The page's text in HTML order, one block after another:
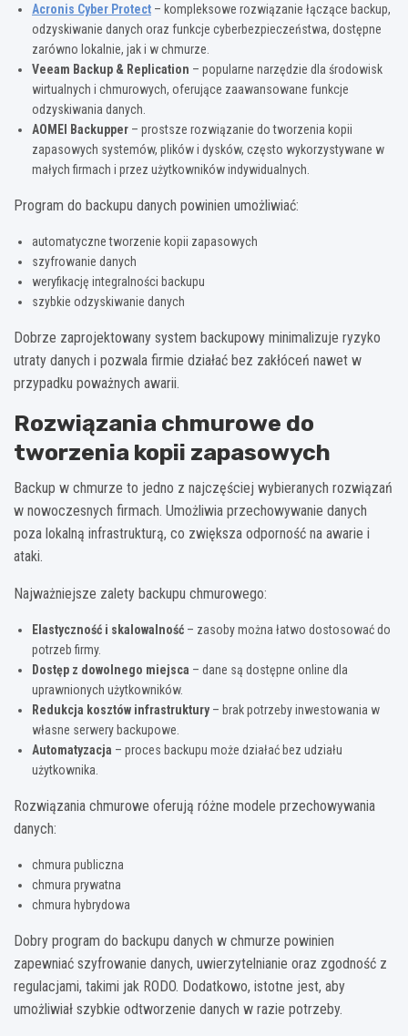
Acronis Cyber Protect – kompleksowe rozwiązanie łączące backup,
odzyskiwanie danych oraz funkcje cyberbezpieczeństwa, dostępne
zarówno lokalnie, jak i w chmurze.
Veeam Backup & Replication – popularne narzędzie dla środowisk
wirtualnych i chmurowych, oferujące zaawansowane funkcje
odzyskiwania danych.
AOMEI Backupper – prostsze rozwiązanie do tworzenia kopii
zapasowych systemów, plików i dysków, często wykorzystywane w
małych firmach i przez użytkowników indywidualnych.
Program do backupu danych powinien umożliwiać:
automatyczne tworzenie kopii zapasowych
szyfrowanie danych
weryfikację integralności backupu
szybkie odzyskiwanie danych
Dobrze zaprojektowany system backupowy minimalizuje ryzyko
utraty danych i pozwala firmie działać bez zakłóceń nawet w
przypadku poważnych awarii.
Rozwiązania chmurowe do
tworzenia kopii zapasowych
Backup w chmurze to jedno z najczęściej wybieranych rozwiązań
w nowoczesnych firmach. Umożliwia przechowywanie danych
poza lokalną infrastrukturą, co zwiększa odporność na awarie i
ataki.
Najważniejsze zalety backupu chmurowego:
Elastyczność i skalowalność – zasoby można łatwo dostosować do
potrzeb firmy.
Dostęp z dowolnego miejsca – dane są dostępne online dla
uprawnionych użytkowników.
Redukcja kosztów infrastruktury– brak potrzeby inwestowania w
własne serwery backupowe.
Automatyzacja – proces backupu może działać bez udziału
użytkownika.
Rozwiązania chmurowe oferują różne modele przechowywania
danych:
chmura publiczna
chmura prywatna
chmura hybrydowa
Dobry program do backupu danych w chmurze powinien
zapewniać szyfrowanie danych, uwierzytelnianie oraz zgodność z
regulacjami, takimi jak RODO. Dodatkowo, istotne jest, aby
umożliwiał szybkie odtworzenie danych w razie potrzeby.